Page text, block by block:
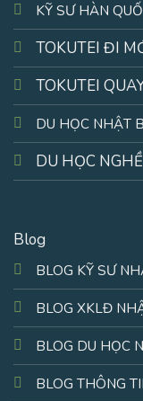
KỸ SƯ HÀN
TOKUTEI ĐI
TOKUTEI
DU HỌC NHẬT
DU HỌC
Blog
BLOG KỸ SƯ
BLOG XKLĐ
BLOG DU HỌC
BLOG THÔNG